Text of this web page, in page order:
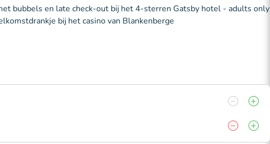
bubbels en late check-out bij het 4-sterren Gatsby hotel - adults only
bij het casino van Blankenberge